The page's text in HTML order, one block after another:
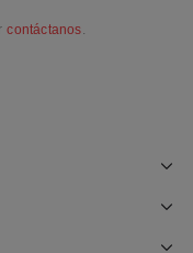
contáctanos